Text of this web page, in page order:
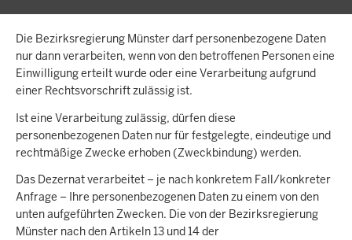
Die Bezirksregierung Münster darf personenbezogene Daten
nur dann verarbeiten, wenn von den betroffenen Personen eine
Einwilligung erteilt wurde oder eine Verarbeitung aufgrund
einer Rechtsvorschrift zulässig ist.
Ist eine Verarbeitung zulässig, dürfen diese
personenbezogenen Daten nur für festgelegte, eindeutige und
rechtmäßige Zwecke erhoben (Zweckbindung) werden.
Das Dezernat verarbeitet – je nach konkretem Fall/konkreter
Anfrage – Ihre personenbezogenen Daten zu einem von den
unten aufgeführten Zwecken. Die von der Bezirksregierung
Münster nach den Artikeln 13 und 14 der